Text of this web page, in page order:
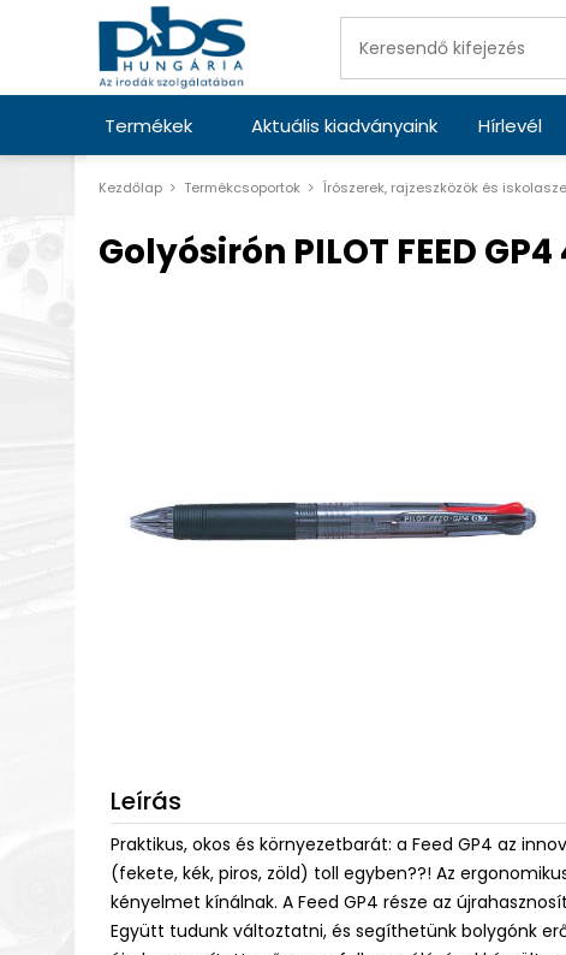
Termékek Aktuális kiadványaink Hírlevél
Kezdőlap Termékcsoportok Írószerek, rajzeszközök és
Golyósirón PILOT FEED
Leírás
Praktikus, okos és környezetbarát: a Feed GP4 az
(fekete, kék, piros, zöld) toll egyben??! Az
kényelmet kínálnak. A Feed GP4 része az
Együtt tudunk változtatni, és segíthetünk bolygónk